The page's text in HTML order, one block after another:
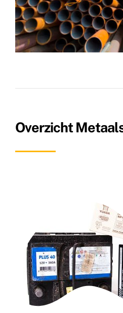
Overzicht